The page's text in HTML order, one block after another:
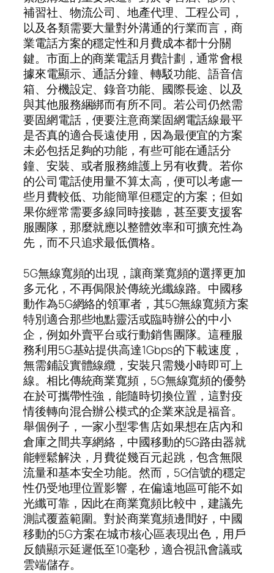
補習社、物流公司、地產代理、工程公司，
以及各類需要大量對外溝通的行業而言，商
業電話方案的穩定性和月費成本都十分關
鍵。市面上的商業電話月費計劃，通常會根
據來電顯示、通話分鐘、轉駁功能、語音信
箱、分機設定、錄音功能、國際長途、以及
與其他服務綑綁而有所不同。若公司仍然需
要固網電話，便要注意商業固網電話線最平
是否真的適合長遠使用，因為最便宜的方案
未必包括足夠的功能，有些可能在通話分
鐘、安裝、或者服務維護上另有收費。若你
的公司電話使用量不算太高，便可以考慮一
些月費較低、功能簡單但穩定的方案；但如
果你經常需要多線同時接聽，甚至要支援客
服團隊，那麼就應以整體效率和可擴充性為
先，而不只追求最低價格。
5G無線寬頻的出現，讓商業寬頻的選擇更加
多元化，不再侷限於傳統光纖線路。中國移
動作為5G網絡的領軍者，其5G無線寬頻方案
特別適合那些地點靈活或臨時辦公的中小
企，例如外賣平台或行動銷售團隊。這種服
務利用5G基站提供高達1Gbps的下載速度，
無需鋪設實體線纜，安裝只需幾小時即可上
線。相比傳統商業寬頻，5G無線寬頻的優勢
在於可攜帶性強，能隨時切換位置，這對疫
情後轉向混合辦公模式的企業來說是福音。
舉個例子，一家小型零售店如果想在店內和
倉庫之間共享網絡，中國移動的5G路由器就
能輕鬆解決，月費從幾百元起跳，包含無限
流量和基本安全功能。然而，5G信號的穩定
性仍受地理位置影響，在偏遠地區可能不如
光纖可靠，因此在商業寬頻比較中，建議先
測試覆蓋範圍。對於商業寬頻邊間好，中國
移動的5G方案在城市核心區表現出色，用戶
反饋顯示延遲低至10毫秒，適合視訊會議或
雲端儲存。